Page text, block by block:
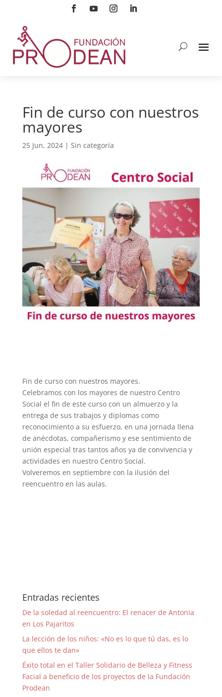
Fin de curso con nuestros
mayores
25 Jun, 2024| Sin categoría
Fin de curso con nuestros mayores.
Celebramos con los mayores de nuestro Centro
Social el fin de este curso con un almuerzo y la
entrega de sus trabajos y diplomas como
reconocimiento a su esfuerzo, en una jornada llena
de anécdotas, compañerismo y ese sentimiento de
unión especial tras tantos años ya de convivencia y
actividades en nuestro Centro Social.
Volveremos en septiembre con la ilusión del
reencuentro en las aulas.
Entradas recientes
De la soledad al reencuentro: El renacer de Antonia
en Los Pajaritos
La lección de los niños: «No es lo que tú das, es lo
que ellos te dan»
Éxito total en el Taller Solidario de Belleza y Fitness
Facial a beneficio de los proyectos de la Fundación
Prodean